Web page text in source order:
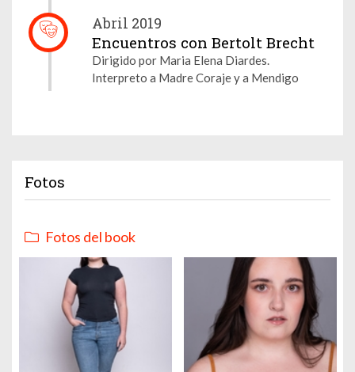
Abril 2019
Encuentros con Bertolt Brecht
Dirigido por Maria Elena Diardes.
Interpreto a Madre Coraje y a Mendigo
Fotos
Fotos del book